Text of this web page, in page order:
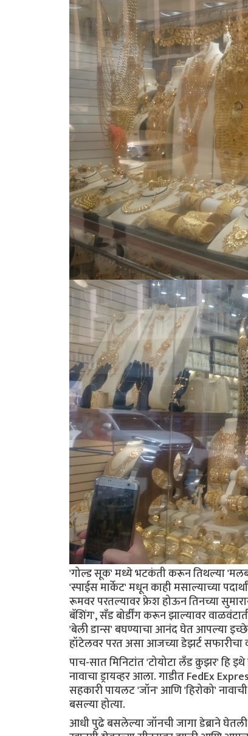
'गोल्ड सूक' मध्ये भटकंती करून तिथल्या
'स्पाईस मार्केट' मधून काही मसाल्याच्या
रूमवर परतल्यावर फ्रेश होऊन तिनच्या
बॅशिंग', सॅंड बोर्डींग करून झाल्यावर
'बेली डान्स' बघण्याचा आनंद घेत आपल्या
हॉटेलवर परत असा आजच्या डेझर्ट सफारीचा
पाच-सात मिनिटांत 'टोयोटा लँड क्रुझर' हि
नावाचा ड्रायव्हर आला. गाडीत FedEx
सहकारी पायलट 'जॉन' आणि 'हिरोको'
बसल्या होत्या.
आधी पुढे बसलेल्या जॉनची जागा डेब्राने